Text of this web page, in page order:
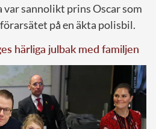
var sannolikt prins Oscar som
på en äkta polisbil.
härliga julbak med familjen